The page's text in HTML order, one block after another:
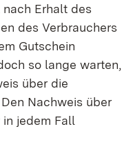
Erhalt des
des Verbrauchers
Gutschein
so lange warten,
über die
Nachweis über
jedem Fall